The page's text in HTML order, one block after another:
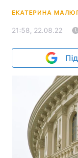
ЕКАТЕРИНА
21:58, 22.08.22